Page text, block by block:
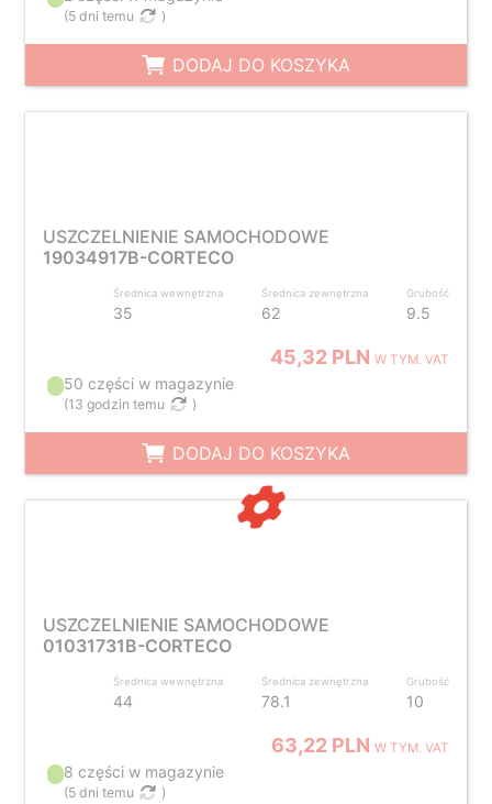
(5 dni temu )
DODAJ DO KOSZYKA
USZCZELNIENIE SAMOCHODOWE
19034917B-CORTECO
Średnica wewnętrzna
35
Średnica zewnętrzna
62
Grubość
9.5
45,32 PLNW TYM. VAT
50 części w magazynie
(13 godzin temu )
DODAJ DO KOSZYKA
USZCZELNIENIE SAMOCHODOWE
01031731B-CORTECO
Średnica wewnętrzna
44
Średnica zewnętrzna
78.1
Grubość
10
63,22 PLNW TYM. VAT
8 części w magazynie
(5 dni temu )